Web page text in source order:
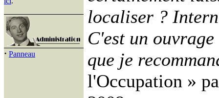
· Panneau
localiser ?
C'est un
que je
l'Occupation »